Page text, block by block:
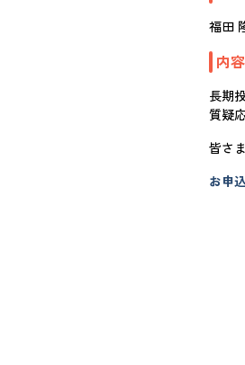
福田
内容
長期
質疑
皆さ
お申